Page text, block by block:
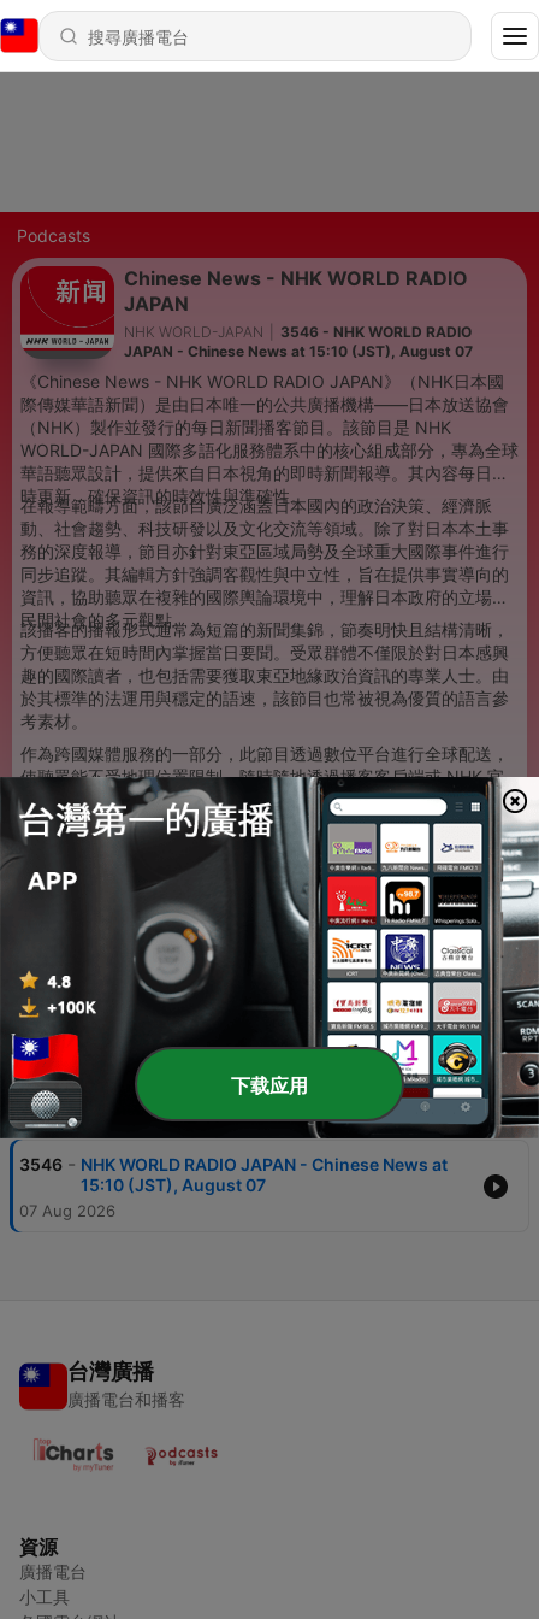
Podcasts
Chinese News - NHK WORLD RADIO
JAPAN
NHK WORLD-JAPAN
3546 - NHK WORLD RADIO
JAPAN - Chinese News at 15:10 (JST), August 07
《Chinese News - NHK WORLD RADIO JAPAN》（NHK日本國
際傳媒華語新聞）是由日本唯一的公共廣播機構——日本放送協會
（NHK）製作並發行的每日新聞播客節目。該節目是 NHK
WORLD-JAPAN 國際多語化服務體系中的核心組成部分，專為全球
華語聽眾設計，提供來自日本視角的即時新聞報導。其內容每日定
時更新，確保資訊的時效性與準確性。
在報導範疇方面，該節目廣泛涵蓋日本國內的政治決策、經濟脈
動、社會趨勢、科技研發以及文化交流等領域。除了對日本本土事
務的深度報導，節目亦針對東亞區域局勢及全球重大國際事件進行
同步追蹤。其編輯方針強調客觀性與中立性，旨在提供事實導向的
資訊，協助聽眾在複雜的國際輿論環境中，理解日本政府的立場與
民間社會的多元觀點。
該播客的播報形式通常為短篇的新聞集錦，節奏明快且結構清晰，
方便聽眾在短時間內掌握當日要聞。受眾群體不僅限於對日本感興
趣的國際讀者，也包括需要獲取東亞地緣政治資訊的專業人士。由
於其標準的法運用與穩定的語速，該節目也常被視為優質的語言參
考素材。
作為跨國媒體服務的一部分，此節目透過數位平台進行全球配送，
使聽眾能不受地理位置限制，隨時隨地透過播客客戶端或 NHK 官
方網站收聽。其長年以來維持的專業製作品質，使其在眾多國際廣
播服務中，成為追蹤日本與亞洲脈動的重要參考來源。
音量 x
00:00 00:00
單集
3546 - NHK WORLD RADIO JAPAN - Chinese News at
15:10 (JST), August 07
07 Aug 2026
台灣廣播
廣播電台和播客
資源
廣播電台
小工具
下载应用